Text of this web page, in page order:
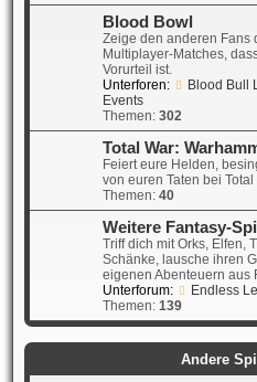
Blood Bowl
Zeige den anderen Fans
Multiplayer-Matches,
Vorurteil ist.
Unterforen:
Blood Bull
Events
Themen: 302
Total War:
Feiert eure Helden,
von euren Taten bei
Themen: 40
Weitere Fantasy-
Triff dich mit Orks, Elfen,
Schänke, lausche ihren
eigenen Abenteuern aus
Unterforum:
Endless
Themen: 139
Andere